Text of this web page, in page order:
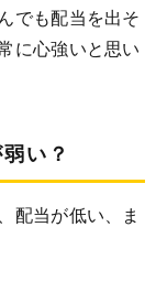
でも配当を出そ
に心強いと思い
い？
配当が低い、ま